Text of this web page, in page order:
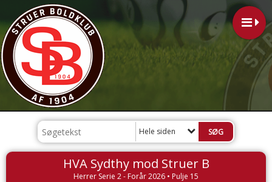
Hele siden
HVA Sydthy mod Struer B
Herrer Serie 2 - Forår 2026 • Pulje 15